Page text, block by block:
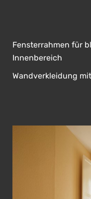
Fensterrahmen für
Innenbereich
Wandverkleidung